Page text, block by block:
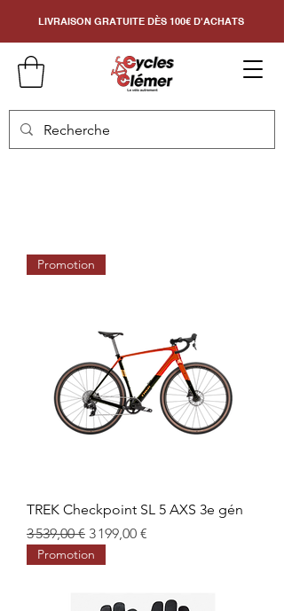
LIVRAISON GRATUITE DÈS 100€ D'ACHATS
Promotion
TREK Checkpoint SL 5 AXS 3e gén
Prix original
3 539,00 € Prix promotionnel
3 199,00 €
Promotion